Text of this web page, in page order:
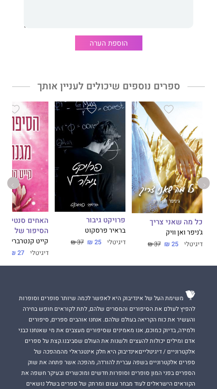
הוספת הערה
ספרים נוספים שיכולים לעניין אותך
כל מה שאני צריך
ג'ניפר ואן וויק
דיגיטלי 25 ₪
37 ₪
פרויקט גיבור
בראיר פרסקוט
דיגיטלי 25 ₪
37 ₪
הסיפור של
קייט קנטרברי
דיגיטלי 27 ₪
משימת העל של אינדיבוק היא לאפשר לכמה שיותר סופרים וסופרות
להפיץ לעולם את הסיפורים והמסרים שלהם, לתת לקוראים חופש בחירה
והעשיר את כוח הקריאה בעולם שלהם. אנחנו אוהבים ספרים, סיפורים
ולמידה, בדיוק כמוכם, אנו מאמינים שסיפורים מעצבים את מי שאנחנו כבני
אדם ומילים יכולות להעצים ולשנות את העולם שסביבנו.קצת על ספרים
אלקטרוניים / דיגיטלייםאינדיבוק היא חלק אינטגראלי מהמהפכה של
ספרים אלקטרוניים בשפה עברית להורדה, מהפכה אשר פתחה את שוק
הספרים בפני המון סופרים וסופרות חדשים ומוכשרים ובעיקר חשפה את
הקוראים הישראלים לעוד מבחר עצום ומרתק של ספרים בשלל נושאים